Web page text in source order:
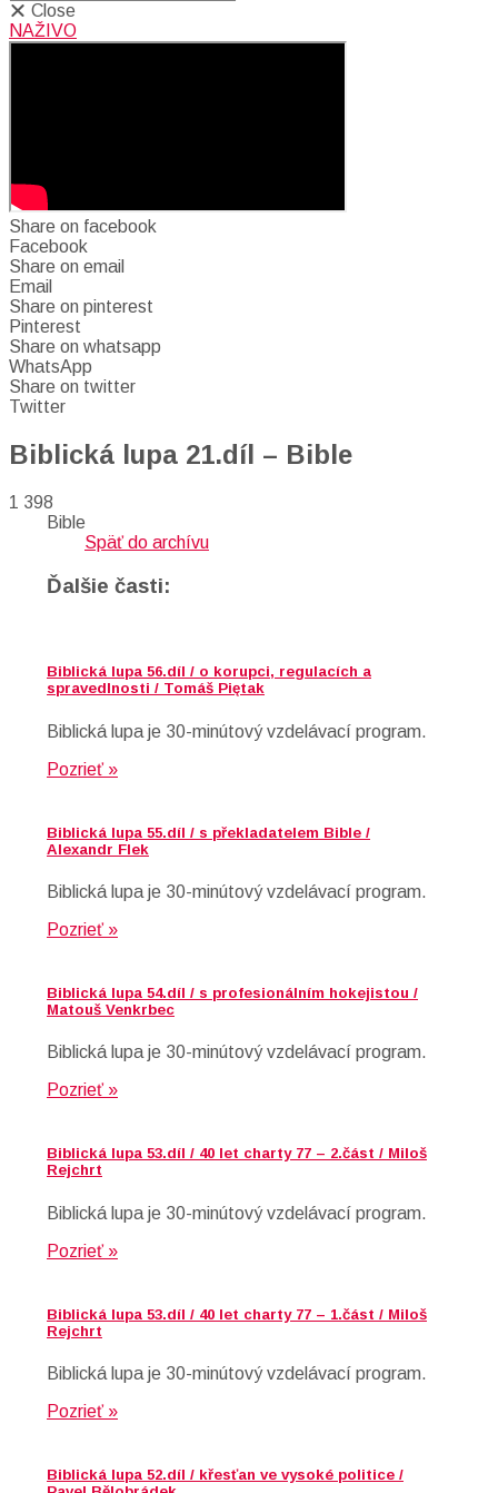
Close
NAŽIVO
Share on facebook
Facebook
Share on email
Email
Share on pinterest
Pinterest
Share on whatsapp
WhatsApp
Share on twitter
Twitter
Biblická lupa 21.díl – Bible
1 398
Bible
Späť do archívu
Ďalšie časti:
Biblická lupa 56.díl / o korupci, regulacích a
spravedlnosti / Tomáš Piętak
Biblická lupa je 30-minútový vzdelávací program.
Pozrieť »
Biblická lupa 55.díl / s překladatelem Bible /
Alexandr Flek
Biblická lupa je 30-minútový vzdelávací program.
Pozrieť »
Biblická lupa 54.díl / s profesionálním hokejistou /
Matouš Venkrbec
Biblická lupa je 30-minútový vzdelávací program.
Pozrieť »
Biblická lupa 53.díl / 40 let charty 77 – 2.část / Miloš
Rejchrt
Biblická lupa je 30-minútový vzdelávací program.
Pozrieť »
Biblická lupa 53.díl / 40 let charty 77 – 1.část / Miloš
Rejchrt
Biblická lupa je 30-minútový vzdelávací program.
Pozrieť »
Biblická lupa 52.díl / křesťan ve vysoké politice /